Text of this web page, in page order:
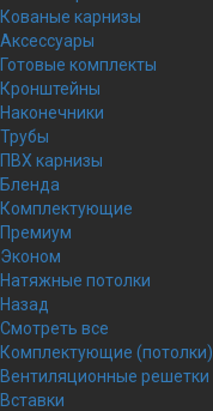
Кованые карнизы
Аксессуары
Готовые комплекты
Кронштейны
Наконечники
Трубы
ПВХ карнизы
Бленда
Комплектующие
Премиум
Эконом
Натяжные потолки
Назад
Смотреть все
Комплектующие (потолки)
Вентиляционные решетки
Вставки